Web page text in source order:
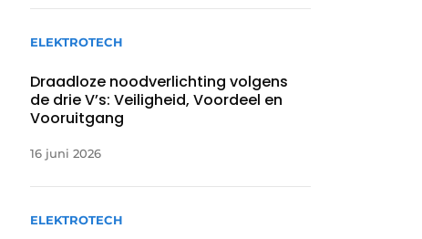
ELEKTROTECH
Draadloze noodverlichting volgens
de drie V’s: Veiligheid, Voordeel en
Vooruitgang
16 juni 2026
ELEKTROTECH